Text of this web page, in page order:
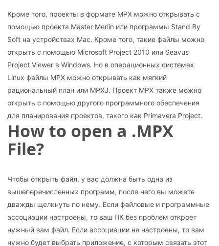
Кроме того, проекты в формате MPX можно открывать с
помощью проекта Master Merlin или программы Stand By
Soft на устройствах Mac. Кроме того, такие файлы можно
открыть с помощью Microsoft Project 2010 или Seavus
Project Viewer в Windows. Но в операционных системах
Linux файлы MPX можно открывать как мягкий
рациональный план или MPXJ. Проект MPX также можно
открыть с помощью другого программного обеспечения
для планирования проектов, такого как Primavera Project.
How to open a .MPX
File?
Чтобы открыть файл, у вас должна быть одна из
вышеперечисленных программ, после чего вы можете
дважды щелкнуть по нему. Если файловые и программные
ассоциации настроены, то ваш ПК без проблем откроет
нужный вам файл. Если ассоциации не настроены, то вам
нужно будет выбрать приложение, с которым связать этот